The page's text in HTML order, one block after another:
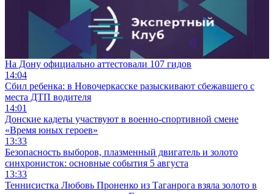
На Дону официально аттестовали 107 гидов
14:04
Сбил ребенка: в Новочеркасске разыскивают сбежавшего с
места ДТП водителя
14:01
Донские кадеты участвуют в военно-спортивной смене
«Время юных героев»
13:33
Безопасность выборов, плазменный двигатель и золото
синхронисток: основные события 5 августа
13:33
Теннисистка Любовь Проненко из Таганрога взяла золото в